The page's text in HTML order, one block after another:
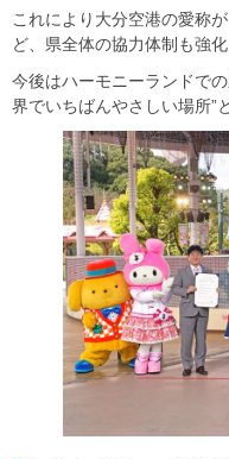
これにより大分空港の愛称
ど、県全体の協力体制も強化
今後はハーモニーランドで
界でいちばんやさしい場所”